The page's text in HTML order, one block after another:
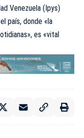
Venezuela (Ipys)
país, donde «la
es «vital